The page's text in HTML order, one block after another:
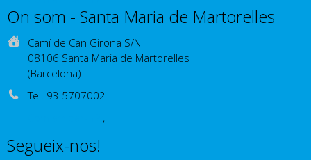
On som - Santa Maria de Martorelles
Camí de Can Girona S/N
08106 Santa Maria de Martorelles
(Barcelona)
Tel. 93 5707002
,
Segueix-nos!